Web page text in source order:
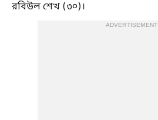
রবিউল শেখ (৩০)।
ADVERTISEMENT